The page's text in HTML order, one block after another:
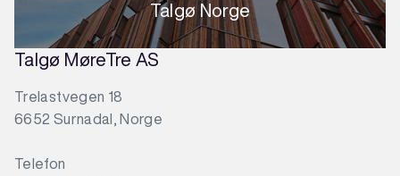
Talgø Norge
Talgø MøreTre AS
Trelastvegen 18
6652 Surnadal, Norge
Telefon